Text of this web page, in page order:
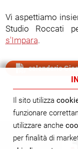
Vi aspettiamo
Studio Roccati
s'Impara.
calendario
Il sito utilizza
funzionare
utilizzare anche
per finalità di